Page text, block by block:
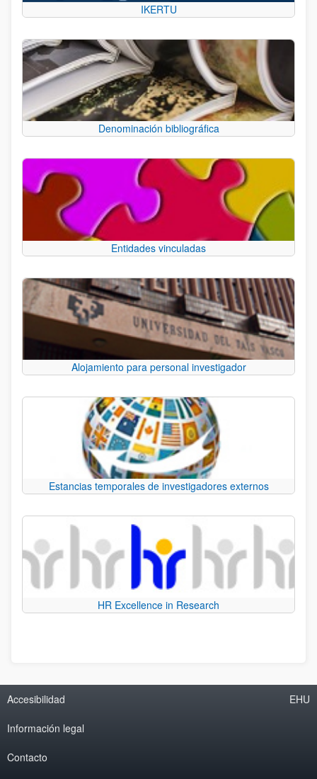
IKERTU
Denominación bibliográfica
Entidades vinculadas
Alojamiento para personal investigador
Estancias temporales de investigadores externos
HR Excellence in Research
Accesibilidad
Información legal
Contacto
EHU